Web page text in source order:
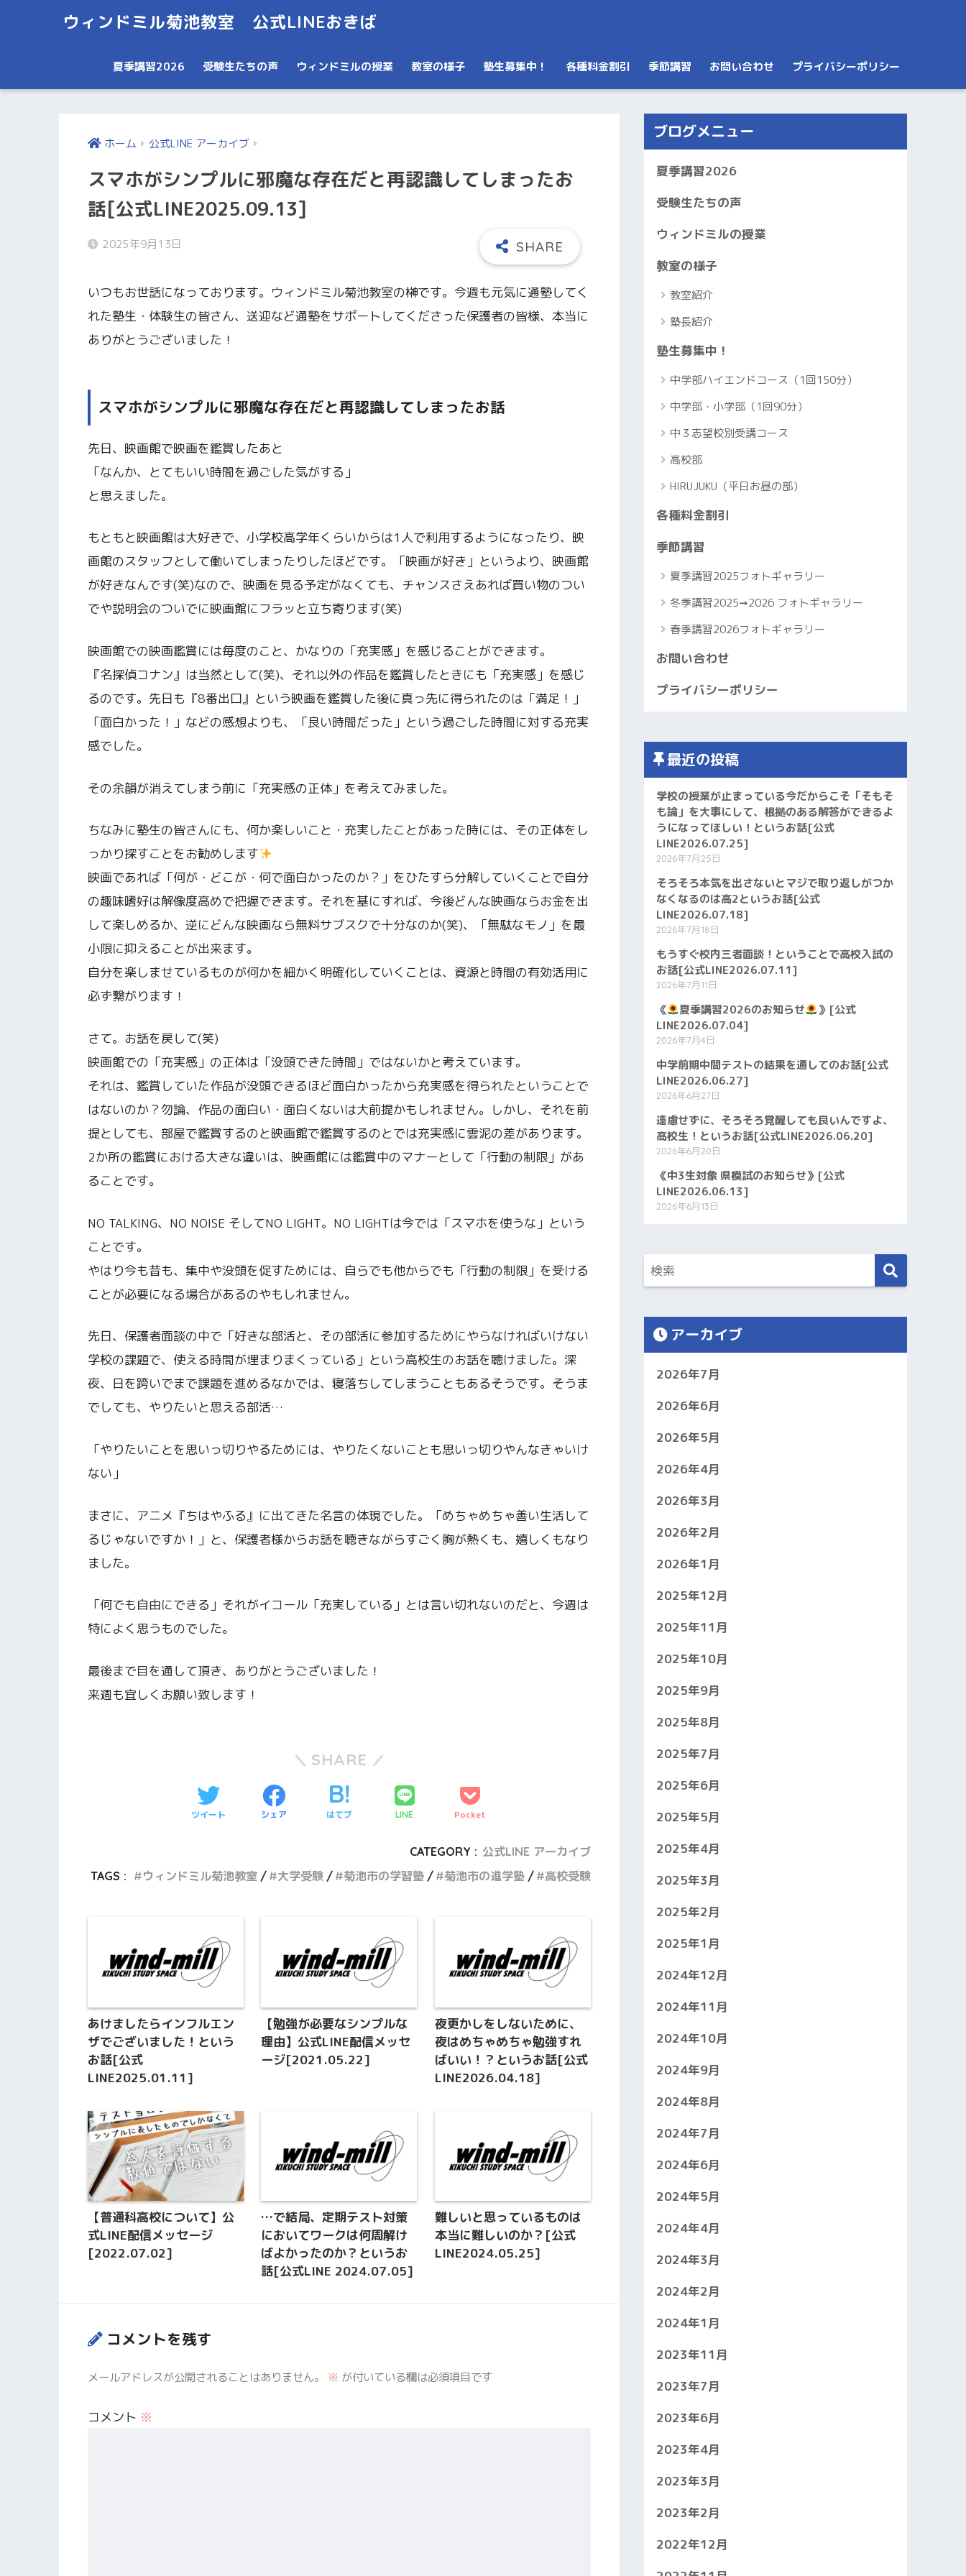
ウィンドミル菊池教室 公式LINEおきば
夏季講習2026 受験生たちの声 ウィンドミルの授業 教室の様子 塾生募集中！ 各種料金割引 季節講習 お問い合わせ プライバシーポリシー
ホーム 公式LINE アーカイブ
スマホがシンプルに邪魔な存在だと再認識してしまったお
話[公式LINE2025.09.13]
2025年9月13日
いつもお世話になっております。ウィンドミル菊池教室の榊です。今週も元気に通塾してく
れた塾生・体験生の皆さん、送迎など通塾をサポートしてくださった保護者の皆様、本当に
ありがとうございました！
スマホがシンプルに邪魔な存在だと再認識してしまったお話
先日、映画館で映画を鑑賞したあと
「なんか、とてもいい時間を過ごした気がする」
と思えました。
もともと映画館は大好きで、小学校高学年くらいからは1人で利用するようになったり、映
画館のスタッフとして働いてしまったりしたほどです。「映画が好き」というより、映画館
が好きなんです(笑)なので、映画を見る予定がなくても、チャンスさえあれば買い物のつい
でや説明会のついでに映画館にフラッと立ち寄ります(笑)
映画館での映画鑑賞には毎度のこと、かなりの「充実感」を感じることができます。
『名探偵コナン』は当然として(笑)、それ以外の作品を鑑賞したときにも「充実感」を感じ
るのです。先日も『8番出口』という映画を鑑賞した後に真っ先に得られたのは「満足！」
「面白かった！」などの感想よりも、「良い時間だった」という過ごした時間に対する充実
感でした。
その余韻が消えてしまう前に「充実感の正体」を考えてみました。
ちなみに塾生の皆さんにも、何か楽しいこと・充実したことがあった時には、その正体をし
っかり探すことをお勧めします
映画であれば「何が・どこが・何で面白かったのか？」をひたすら分解していくことで自分
の趣味嗜好は解像度高めで把握できます。それを基にすれば、今後どんな映画ならお金を出
して楽しめるか、逆にどんな映画なら無料サブスクで十分なのか(笑)、「無駄なモノ」を最
小限に抑えることが出来ます。
自分を楽しませているものが何かを細かく明確化していくことは、資源と時間の有効活用に
必ず繋がります！
さて。お話を戻して(笑)
映画館での「充実感」の正体は「没頭できた時間」ではないかと考えています。
それは、鑑賞していた作品が没頭できるほど面白かったから充実感を得られたということで
はないのか？勿論、作品の面白い・面白くないは大前提かもしれません。しかし、それを前
提としても、部屋で鑑賞するのと映画館で鑑賞するのとでは充実感に雲泥の差があります。
2か所の鑑賞における大きな違いは、映画館には鑑賞中のマナーとして「行動の制限」があ
ることです。
NO TALKING、NO NOISE そしてNO LIGHT。NO LIGHTは今では「スマホを使うな」という
ことです。
やはり今も昔も、集中や没頭を促すためには、自らでも他からでも「行動の制限」を受ける
ことが必要になる場合があるのやもしれません。
先日、保護者面談の中で「好きな部活と、その部活に参加するためにやらなければいけない
学校の課題で、使える時間が埋まりまくっている」という高校生のお話を聴けました。深
夜、日を跨いでまで課題を進めるなかでは、寝落ちしてしまうこともあるそうです。そうま
でしても、やりたいと思える部活…
「やりたいことを思いっ切りやるためには、やりたくないことも思いっ切りやんなきゃいけ
ない」
まさに、アニメ『ちはやふる』に出てきた名言の体現でした。「めちゃめちゃ善い生活して
るじゃないですか！」と、保護者様からお話を聴きながらすごく胸が熱くも、嬉しくもなり
ました。
「何でも自由にできる」それがイコール「充実している」とは言い切れないのだと、今週は
特によく思うものでした。
最後まで目を通して頂き、ありがとうございました！
来週も宜しくお願い致します！
SHARE
ツイート シェア はてブ LINE Pocket
CATEGORY : 公式LINE アーカイブ
TAGS :
ウィンドミル菊池教室 大学受験 菊池市の学習塾 菊池市の進学塾 高校受験
あけましたらインフルエン
ザでございました！という
お話[公式
LINE2025.01.11]
【勉強が必要なシンプルな
理由】公式LINE配信メッセ
ージ[2021.05.22]
夜更かしをしないために、
夜はめちゃめちゃ勉強すれ
ばいい！？というお話[公式
LINE2026.04.18]
【普通科高校について】公
式LINE配信メッセージ
[2022.07.02]
…で結局、定期テスト対策
においてワークは何周解け
ばよかったのか？というお
話[公式LINE 2024.07.05]
難しいと思っているものは
本当に難しいのか？[公式
LINE2024.05.25]
コメントを残す
メールアドレスが公開されることはありません。 ※ が付いている欄は必須項目です
コメント ※
ブログメニュー
夏季講習2026
受験生たちの声
ウィンドミルの授業
教室の様子
教室紹介
塾長紹介
塾生募集中！
中学部ハイエンドコース（1回150分）
中学部・小学部（1回90分）
中３志望校別受講コース
高校部
HIRUJUKU（平日お昼の部）
各種料金割引
季節講習
夏季講習2025フォトギャラリー
冬季講習2025➞2026 フォトギャラリー
春季講習2026フォトギャラリー
お問い合わせ
プライバシーポリシー
最近の投稿
学校の授業が止まっている今だからこそ「そもそ
も論」を大事にして、根拠のある解答ができるよ
うになってほしい！というお話[公式
LINE2026.07.25]
2026年7月25日
そろそろ本気を出さないとマジで取り返しがつか
なくなるのは高2というお話[公式
LINE2026.07.18]
2026年7月18日
もうすぐ校内三者面談！ということで高校入試の
お話[公式LINE2026.07.11]
2026年7月11日
《 夏季講習2026のお知らせ
》[公式
LINE2026.07.04]
2026年7月4日
中学前期中間テストの結果を通してのお話[公式
LINE2026.06.27]
2026年6月27日
遠慮せずに、そろそろ覚醒しても良いんですよ、
高校生！というお話[公式LINE2026.06.20]
2026年6月20日
《中3生対象 県模試のお知らせ》[公式
LINE2026.06.13]
2026年6月13日
アーカイブ
2026年7月
2026年6月
2026年5月
2026年4月
2026年3月
2026年2月
2026年1月
2025年12月
2025年11月
2025年10月
2025年9月
2025年8月
2025年7月
2025年6月
2025年5月
2025年4月
2025年3月
2025年2月
2025年1月
2024年12月
2024年11月
2024年10月
2024年9月
2024年8月
2024年7月
2024年6月
2024年5月
2024年4月
2024年3月
2024年2月
2024年1月
2023年11月
2023年7月
2023年6月
2023年4月
2023年3月
2023年2月
2022年12月